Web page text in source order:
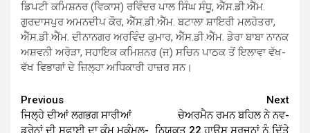
ਡਿਪਟੀ ਕਮਿਸ਼ਨਰ (ਵਿਕਾਸ) ਰਵਿੰਦਰ ਪਾਲ ਸਿੰਘ ਸੰਧੂ, ਐੱਸ.ਡੀ.ਐੱਮ.
ਗੁਰਦਾਸਪੁਰ ਅਮਨਦੀਪ ਕੌਰ, ਐੱਸ.ਡੀ.ਐੱਮ. ਬਟਾਲਾ ਸ਼ਾਇਰੀ ਮਲਹੋਤਰਾ,
ਐੱਸ.ਡੀ.ਐੱਮ. ਦੀਨਾਨਗਰ ਅਰਵਿੰਦ ਕੁਮਾਰ, ਐੱਸ.ਡੀ.ਐੱਮ. ਡੇਰਾ ਬਾਬਾ ਨਾਨਕ
ਅਸ਼ਵਨੀ ਅਰੋੜਾ, ਸਹਾਇਕ ਕਮਿਸ਼ਨਰ (ਜ) ਸਚਿਨ ਪਾਠਕ ਤੋਂ ਇਲਾਵਾ ਵੱਖ-
ਵੱਖ ਵਿਭਾਗਾਂ ਦੇ ਜ਼ਿਲ੍ਹਾ ਅਧਿਕਾਰੀ ਹਾਜ਼ਰ ਸਨ।
Continue
Reading
Previous
ਜਿਲ੍ਹੇ ਦੀਆਂ ਲਗਭਗ ਸਾਰੀਆਂ
Next
ਚੇਅਰਮੈਨ ਰਮਨ ਬਹਿਲ ਨੇ ਨਵ-